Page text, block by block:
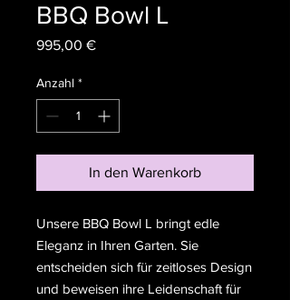
BBQ Bowl L
995,00 €Preis
Anzahl *
In den Warenkorb
Unsere BBQ Bowl L bringt edle
Eleganz in Ihren Garten. Sie
entscheiden sich für zeitloses Design
und beweisen ihre Leidenschaft für